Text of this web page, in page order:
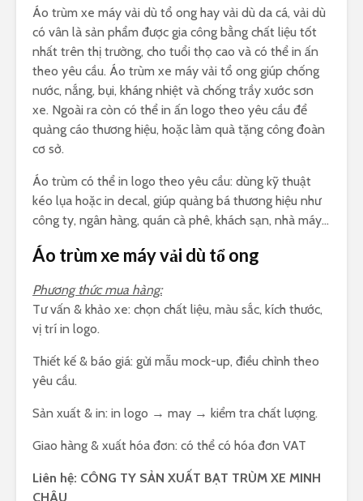
Áo trùm xe máy vải dù tổ ong hay vải dù da cá, vải dù
có vân là sản phẩm được gia công bằng chất liệu tốt
nhất trên thị trường, cho tuổi thọ cao và có thể in ấn
theo yêu cầu. Áo trùm xe máy vải tổ ong giúp chống
nước, nắng, bụi, kháng nhiệt và chống trầy xước sơn
xe. Ngoài ra còn có thể in ấn logo theo yêu cầu để
quảng cáo thương hiệu, hoặc làm quà tặng công đoàn
cơ sở.
Áo trùm có thể in logo theo yêu cầu: dùng kỹ thuật
kéo lụa hoặc in decal, giúp quảng bá thương hiệu như
công ty, ngân hàng, quán cà phê, khách sạn, nhà máy…
Áo trùm xe máy vải dù tổ ong
Phương thức mua hàng:
Tư vấn & khảo xe: chọn chất liệu, màu sắc, kích thước,
vị trí in logo.
Thiết kế & báo giá: gửi mẫu mock-up, điều chỉnh theo
yêu cầu.
Sản xuất & in: in logo → may → kiểm tra chất lượng.
Giao hàng & xuất hóa đơn: có thể có hóa đơn VAT
Liên hệ: CÔNG TY SẢN XUẤT BẠT TRÙM XE MINH
CHÂU